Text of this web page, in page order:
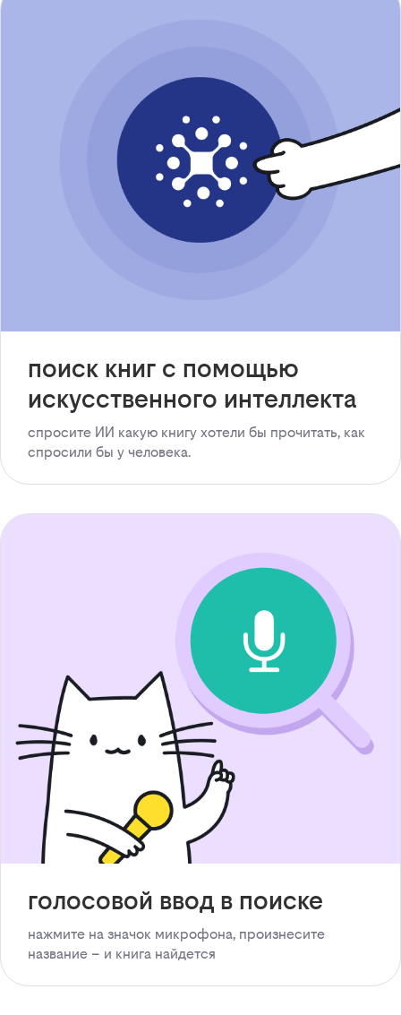
поиск книг с помощью
искусственного интеллекта
спросите ИИ какую книгу хотели бы прочитать, как
спросили бы у человека.
голосовой ввод в поиске
нажмите на значок микрофона, произнесите
название – и книга найдется